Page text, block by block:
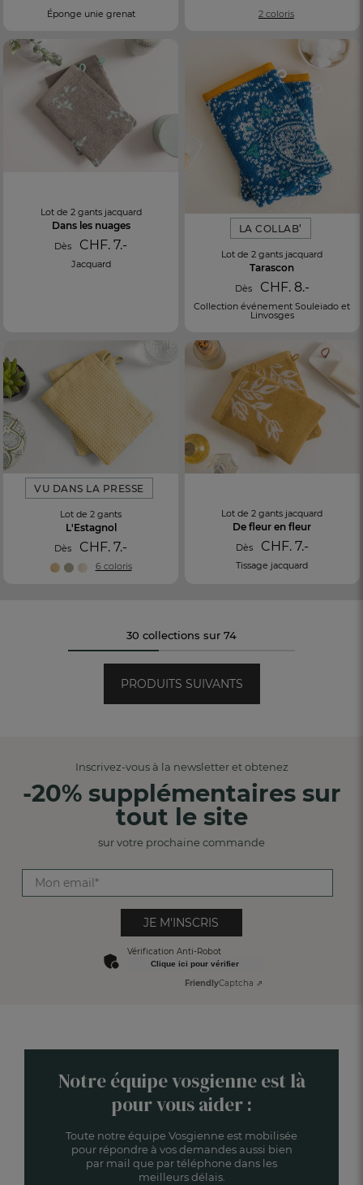
Éponge unie grenat 2 coloris
Lot de 2 gants jacquard
Dans les nuages
Dès CHF. 7.-
Jacquard
LA COLLAB’
Lot de 2 gants jacquard
Tarascon
Dès CHF. 8.-
Collection événement Souleiado et
Linvosges
VU DANS LA PRESSE
Lot de 2 gants
L'Estagnol
Dès CHF. 7.-
6 coloris
Lot de 2 gants jacquard
De fleur en fleur
Dès CHF. 7.-
Tissage jacquard
30 collections sur 74
PRODUITS SUIVANTS
Inscrivez-vous à la newsletter et obtenez
-20% supplémentaires sur
tout le site
sur votre prochaine commande
JE M'INSCRIS
Vérification Anti-Robot
Clique ici pour vérifier
FriendlyCaptcha ⇗
Notre équipe vosgienne est là
pour vous aider :
Toute notre équipe Vosgienne est mobilisée
pour répondre à vos demandes aussi bien
par mail que par téléphone dans les
meilleurs délais.